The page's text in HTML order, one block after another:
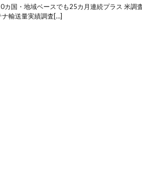
カ国・地域ベースでも25カ月連続プラス 米調
輸送量実績調査[…]